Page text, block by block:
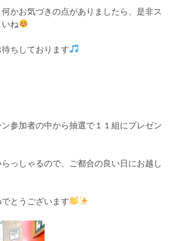
かお気づきの点がありましたら、是非ス
いね
ちしております
参加者の中から抽選で１１組にプレゼン
っしゃるので、ご都合の良い日にお越し
とうございます